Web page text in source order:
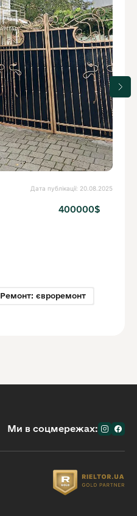
Дата публікації: 20.08.2025
400000$
Ремонт: євроремонт
Ми в соцмережах: